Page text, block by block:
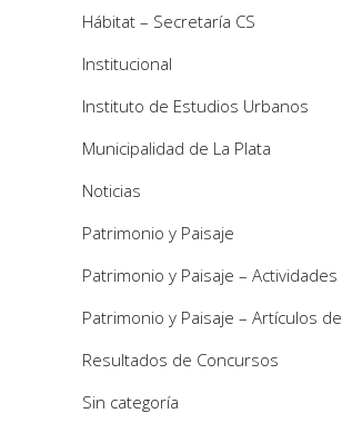
Hábitat – Secretaría CS
Institucional
Instituto de Estudios Urbanos
Municipalidad de La Plata
Noticias
Patrimonio y Paisaje
Patrimonio y Paisaje – Actividades
Patrimonio y Paisaje – Artículos
Resultados de Concursos
Sin categoría